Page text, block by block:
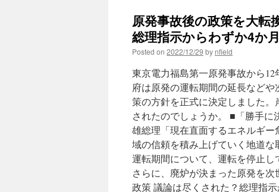
原発事故後の政策を大
総理指示からわずか4か
Posted on 2022/12/29 by nfield
東京電力福島第一原発事故から
府は原発の運転期間の延長など
策の方針を正式に決定しました。
されたのでしょうか。 ■「勝手
雄総理「現在直面するエネルギ
域の信頼を積み上げていく地道
運転期間について、運転を停止し
さらに、廃炉が決まった原発を
政策 議論は尽くされた？総理指